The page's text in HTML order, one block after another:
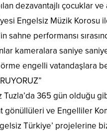
dezavantajlı çocuklar
Engelsiz Müzik
performansı
kameralara saniye
engelli vatandaşlara
Tuzla’da 365 gün
gönüllüleri ve Engelliler
Türkiye’